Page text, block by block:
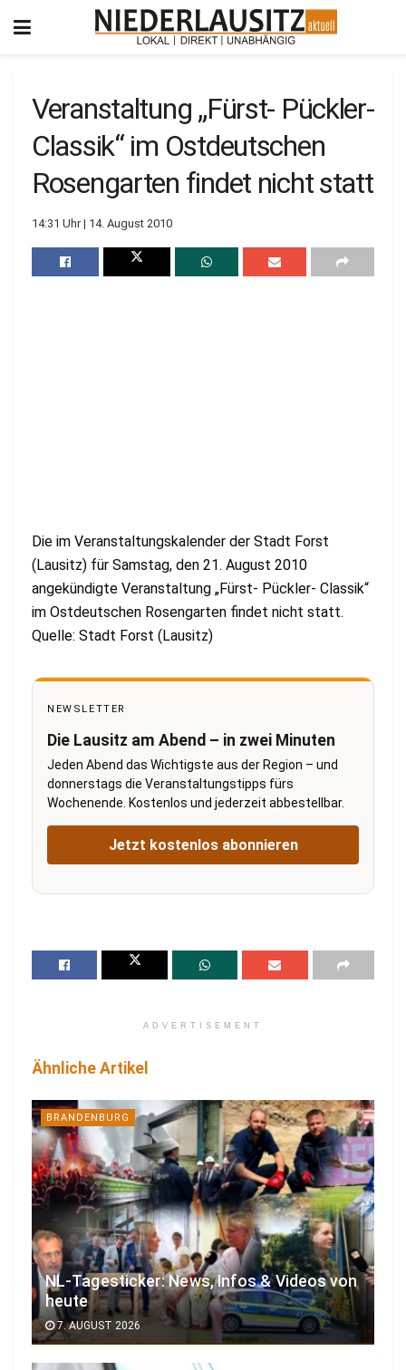
Veranstaltung „Fürst- Pückler-
Classik“ im Ostdeutschen
Rosengarten findet nicht statt
14:31 Uhr | 14. August 2010
Die im Veranstaltungskalender der Stadt Forst
(Lausitz) für Samstag, den 21. August 2010
angekündigte Veranstaltung „Fürst- Pückler- Classik“
im Ostdeutschen Rosengarten findet nicht statt.
Quelle: Stadt Forst (Lausitz)
NEWSLETTER
Die Lausitz am Abend – in zwei Minuten
Jeden Abend das Wichtigste aus der Region – und
donnerstags die Veranstaltungstipps fürs
Wochenende. Kostenlos und jederzeit abbestellbar.
Jetzt kostenlos abonnieren
ADVERTISEMENT
Ähnliche Artikel
BRANDENBURG
NL-Tagesticker: News, Infos & Videos von
heute
7. AUGUST 2026